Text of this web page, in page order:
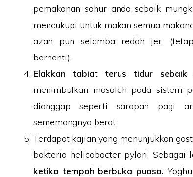
pemakanan sahur anda sebaik
mencukupi untuk makan semua
azan pun selamba redah jer.
berhenti).
Elakkan tabiat terus tidur sebaik
menimbulkan masalah pada sistem
dianggap seperti sarapan pagi
sememangnya berat.
Terdapat kajian yang menunjukkan
bakteria helicobacter pylori. Sebagai
ketika tempoh berbuka puasa.